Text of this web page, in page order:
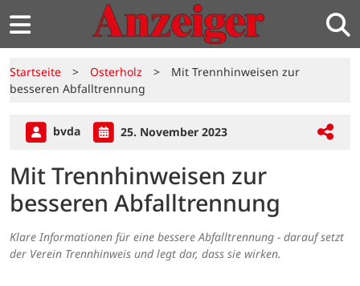
Startseite > Osterholz >
Mit Trennhinweisen zur
besseren Abfalltrennung
bvda 25. November 2023
Mit Trennhinweisen zur
besseren Abfalltrennung
Klare Informationen für eine bessere Abfalltrennung - darauf setzt
der Verein Trennhinweis und legt dar, dass sie wirken.